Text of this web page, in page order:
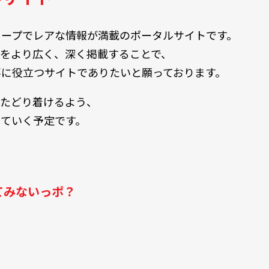
でレアな情報が満載のポータルサイトです。
り広く、深く掲載することで、
立つサイトでありたいと願っております。
どり着けるよう、
いく予定です。
ないっポ？